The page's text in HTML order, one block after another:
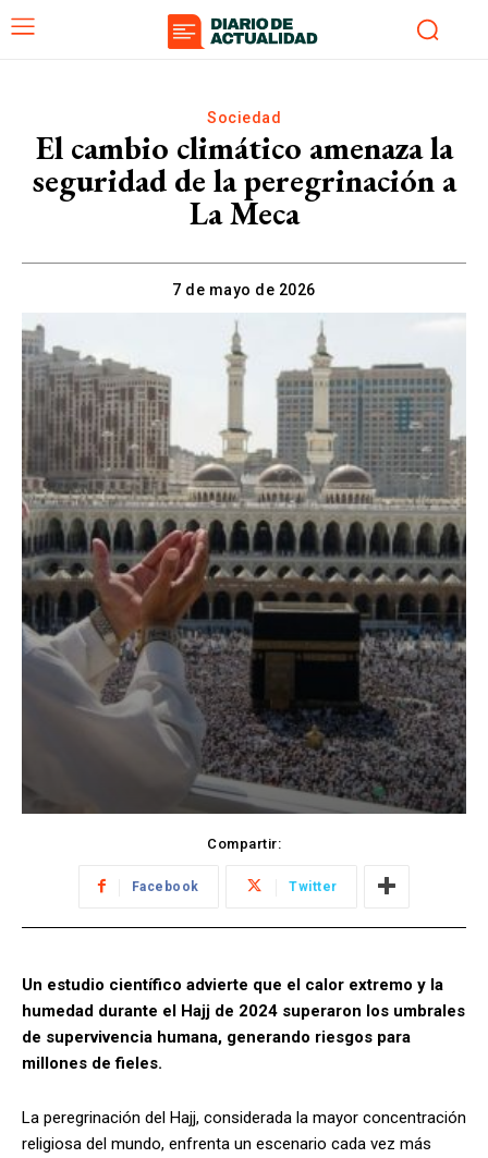
Sociedad
El cambio climático amenaza la
seguridad de la peregrinación a
La Meca
7 de mayo de 2026
Compartir:
Facebook Twitter
Un estudio científico advierte que el calor extremo y la
humedad durante el Hajj de 2024 superaron los umbrales
de supervivencia humana, generando riesgos para
millones de fieles.
La peregrinación del Hajj, considerada la mayor concentración
religiosa del mundo, enfrenta un escenario cada vez más